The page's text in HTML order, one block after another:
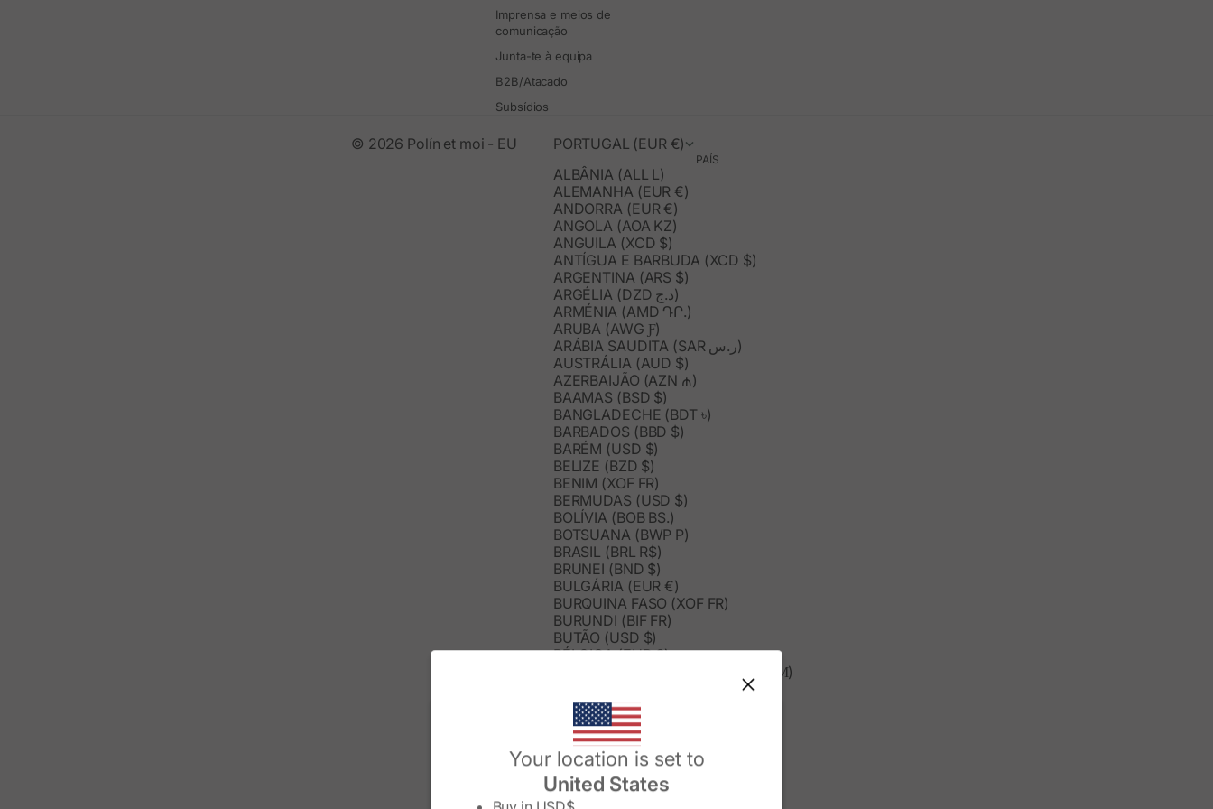
Your location is set to
United States
Change country/region
Imprensa e meios de
comunicação
Junta-te à equipa
B2B/Atacado
Subsídios
PORTUGAL (EUR €)
PAÍS
ALBÂNIA (ALL L)
ALEMANHA (EUR €)
ANDORRA (EUR €)
ANGOLA (AOA KZ)
ANGUILA (XCD $)
ANTÍGUA E BARBUDA (XCD $)
ARGENTINA (ARS $)
ARGÉLIA (DZD د.ج)
ARMÉNIA (AMD ԴՐ.)
ARUBA (AWG Ƒ)
ARÁBIA SAUDITA (SAR ر.س)
AUSTRÁLIA (AUD $)
AZERBAIJÃO (AZN ₼)
BAAMAS (BSD $)
BANGLADECHE (BDT ৳)
BARBADOS (BBD $)
BARÉM (USD $)
BELIZE (BZD $)
BENIM (XOF FR)
BERMUDAS (USD $)
BOLÍVIA (BOB BS.)
BOTSUANA (BWP P)
BRASIL (BRL R$)
BRUNEI (BND $)
BULGÁRIA (EUR €)
BURQUINA FASO (XOF FR)
BURUNDI (BIF FR)
BUTÃO (USD $)
BÉLGICA (EUR €)
BÓSNIA E HERZEGOVINA (BAM КМ)
CAMARÕES (XAF CFA)
CAMBOJA (KHR ៛)
CANADÁ (CAD $)
CATAR (QAR ر.ق)
CAZAQUISTÃO (KZT ₸)
CHADE (XAF CFA)
© 2026 Polín et moi - EU